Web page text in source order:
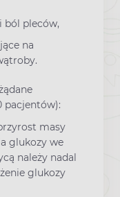
ból pleców,
na
pacjentów):
masy
glukozy we
należy nadal
glukozy